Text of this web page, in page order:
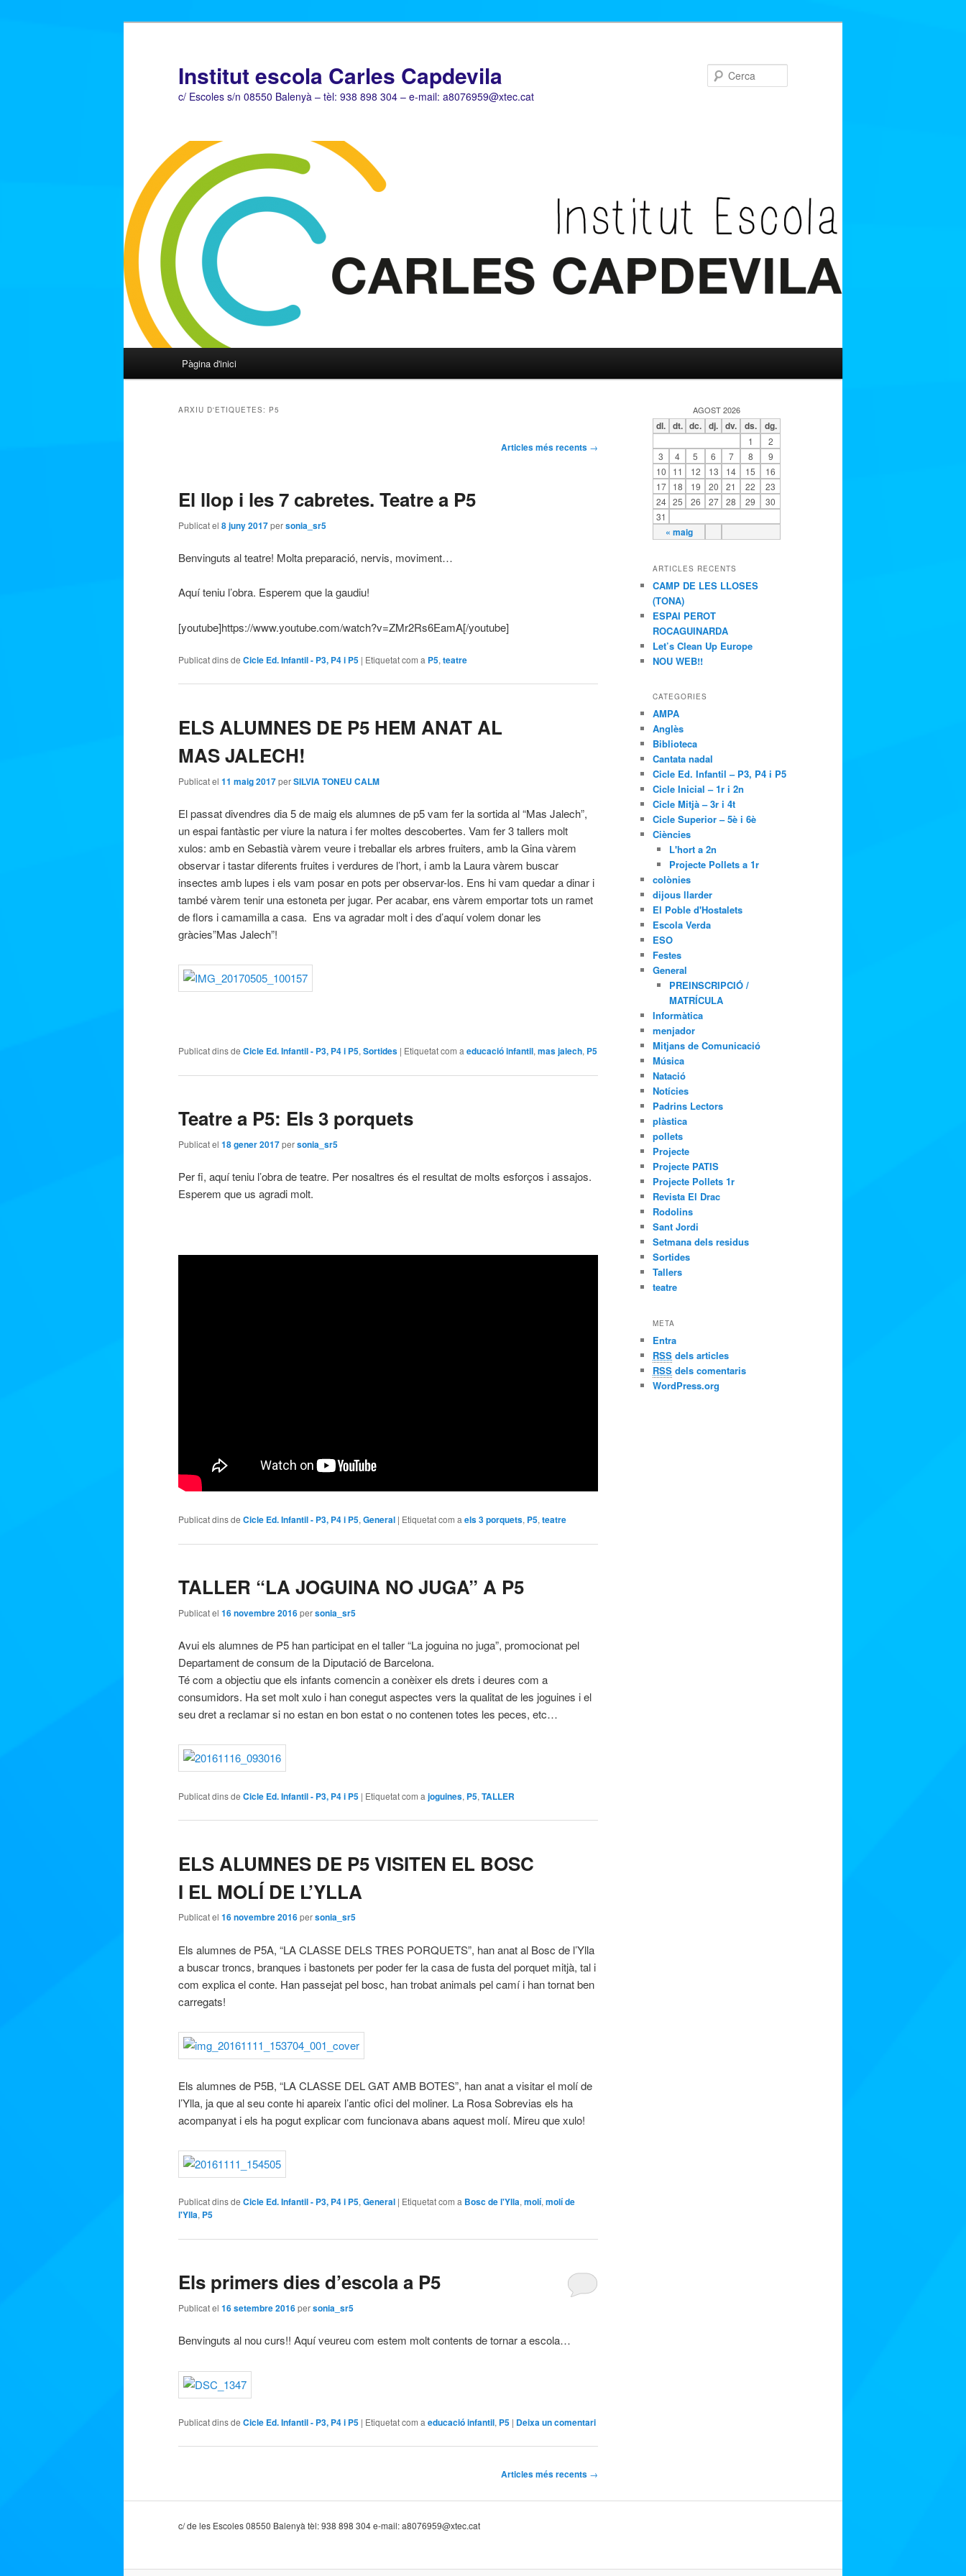
Institut escola Carles Capdevila
c/ Escoles s/n 08550 Balenyà – tèl: 938 898 304 – e-mail: a8076959@xtec.cat
Aneu
Aneu
Pàgina d'inici
ARXIU D'ETIQUETES: P5
Articles més recents →
El llop i les 7 cabretes. Teatre a P5
Publicat el 8 juny 2017personia_sr5
Benvinguts al teatre! Molta preparació, nervis, moviment…
Aquí teniu l’obra. Esperem que la gaudiu!
[youtube]https://www.youtube.com/watch?v=ZMr2Rs6EamA[/youtube]
Publicat dins de Cicle Ed. Infantil - P3, P4 i P5 | Etiquetat com a P5, teatre
ELS ALUMNES DE P5 HEM ANAT AL
MAS JALECH!
Publicat el 11 maig 2017perSILVIA TONEU CALM
El passat divendres dia 5 de maig els alumnes de p5 vam fer la sortida al “Mas Jalech”,
un espai fantàstic per viure la natura i fer moltes descobertes. Vam fer 3 tallers molt
xulos: amb en Sebastià vàrem veure i treballar els arbres fruiters, amb la Gina vàrem
observar i tastar diferents fruites i verdures de l’hort, i amb la Laura vàrem buscar
insectes amb lupes i els vam posar en pots per observar-los. Ens hi vam quedar a dinar i
també vàrem tenir una estoneta per jugar. Per acabar, ens vàrem emportar tots un ramet
de flors i camamilla a casa. Ens va agradar molt i des d’aquí volem donar les
gràcies”Mas Jalech”!
Publicat dins de Cicle Ed. Infantil - P3, P4 i P5, Sortides | Etiquetat com a educació infantil, mas jalech, P5
Teatre a P5: Els 3 porquets
Publicat el 18 gener 2017personia_sr5
Per fi, aquí teniu l’obra de teatre. Per nosaltres és el resultat de molts esforços i assajos.
Esperem que us agradi molt.
Publicat dins de Cicle Ed. Infantil - P3, P4 i P5, General | Etiquetat com a els 3 porquets, P5, teatre
TALLER “LA JOGUINA NO JUGA” A P5
Publicat el 16 novembre 2016personia_sr5
Avui els alumnes de P5 han participat en el taller “La joguina no juga”, promocionat pel
Departament de consum de la Diputació de Barcelona.
Té com a objectiu que els infants comencin a conèixer els drets i deures com a
consumidors. Ha set molt xulo i han conegut aspectes vers la qualitat de les joguines i el
seu dret a reclamar si no estan en bon estat o no contenen totes les peces, etc…
Publicat dins de Cicle Ed. Infantil - P3, P4 i P5 | Etiquetat com a joguines, P5, TALLER
ELS ALUMNES DE P5 VISITEN EL BOSC
I EL MOLÍ DE L’YLLA
Publicat el 16 novembre 2016personia_sr5
Els alumnes de P5A, “LA CLASSE DELS TRES PORQUETS”, han anat al Bosc de l’Ylla
a buscar troncs, branques i bastonets per poder fer la casa de fusta del porquet mitjà, tal i
com explica el conte. Han passejat pel bosc, han trobat animals pel camí i han tornat ben
carregats!
Els alumnes de P5B, “LA CLASSE DEL GAT AMB BOTES”, han anat a visitar el molí de
l’Ylla, ja que al seu conte hi apareix l’antic ofici del moliner. La Rosa Sobrevias els ha
acompanyat i els ha pogut explicar com funcionava abans aquest molí. Mireu que xulo!
Publicat dins de Cicle Ed. Infantil - P3, P4 i P5, General | Etiquetat com a Bosc de l'Ylla, molí, molí de
l'Ylla, P5
Els primers dies d’escola a P5
Publicat el 16 setembre 2016personia_sr5
Benvinguts al nou curs!! Aquí veureu com estem molt contents de tornar a escola…
Publicat dins de Cicle Ed. Infantil - P3, P4 i P5 | Etiquetat com a educació infantil, P5 | Deixa un comentari
Articles més recents →
AGOST 2026
dl. dt. dc. dj. dv. ds. dg.
« maig
1
2
3
4 5 6 7 8
9
10
11 12 13 14 15
16
17
18 19 20 21 22
23
24 25 26 27 28 29
30
31
ARTICLES RECENTS
CAMP DE LES LLOSES
(TONA)
ESPAI PEROT
ROCAGUINARDA
Let’s Clean Up Europe
NOU WEB!!
CATEGORIES
AMPA
Anglès
Biblioteca
Cantata nadal
Cicle Ed. Infantil – P3, P4 i P5
Cicle Inicial – 1r i 2n
Cicle Mitjà – 3r i 4t
Cicle Superior – 5è i 6è
Ciències
L'hort a 2n
Projecte Pollets a 1r
colònies
dijous llarder
El Poble d'Hostalets
Escola Verda
ESO
Festes
General
PREINSCRIPCIÓ /
MATRÍCULA
Informàtica
menjador
Mitjans de Comunicació
Música
Natació
Notícies
Padrins Lectors
plàstica
pollets
Projecte
Projecte PATIS
Projecte Pollets 1r
Revista El Drac
Rodolins
Sant Jordi
Setmana dels residus
Sortides
Tallers
teatre
META
Entra
RSS dels articles
RSS dels comentaris
WordPress.org
c/ de les Escoles 08550 Balenyà tèl: 938 898 304 e-mail: a8076959@xtec.cat